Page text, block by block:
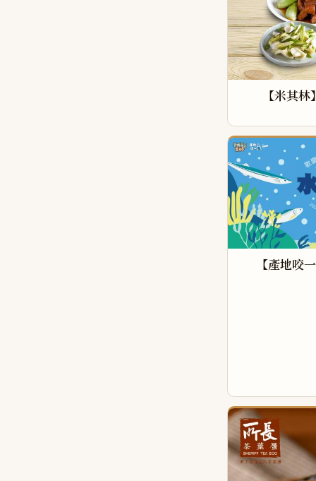
【米其
【產地咬